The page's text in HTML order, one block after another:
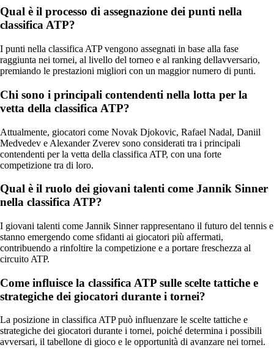
Qual è il processo di assegnazione dei punti nella
classifica ATP?
I punti nella classifica ATP vengono assegnati in base alla fase
raggiunta nei tornei, al livello del torneo e al ranking dellavversario,
premiando le prestazioni migliori con un maggior numero di punti.
Chi sono i principali contendenti nella lotta per la
vetta della classifica ATP?
Attualmente, giocatori come Novak Djokovic, Rafael Nadal, Daniil
Medvedev e Alexander Zverev sono considerati tra i principali
contendenti per la vetta della classifica ATP, con una forte
competizione tra di loro.
Qual è il ruolo dei giovani talenti come Jannik Sinner
nella classifica ATP?
I giovani talenti come Jannik Sinner rappresentano il futuro del tennis e
stanno emergendo come sfidanti ai giocatori più affermati,
contribuendo a rinfoltire la competizione e a portare freschezza al
circuito ATP.
Come influisce la classifica ATP sulle scelte tattiche e
strategiche dei giocatori durante i tornei?
La posizione in classifica ATP può influenzare le scelte tattiche e
strategiche dei giocatori durante i tornei, poiché determina i possibili
avversari, il tabellone di gioco e le opportunità di avanzare nei tornei.